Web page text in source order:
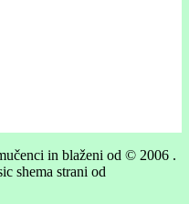
in blaženi od © 2006 .
shema strani od